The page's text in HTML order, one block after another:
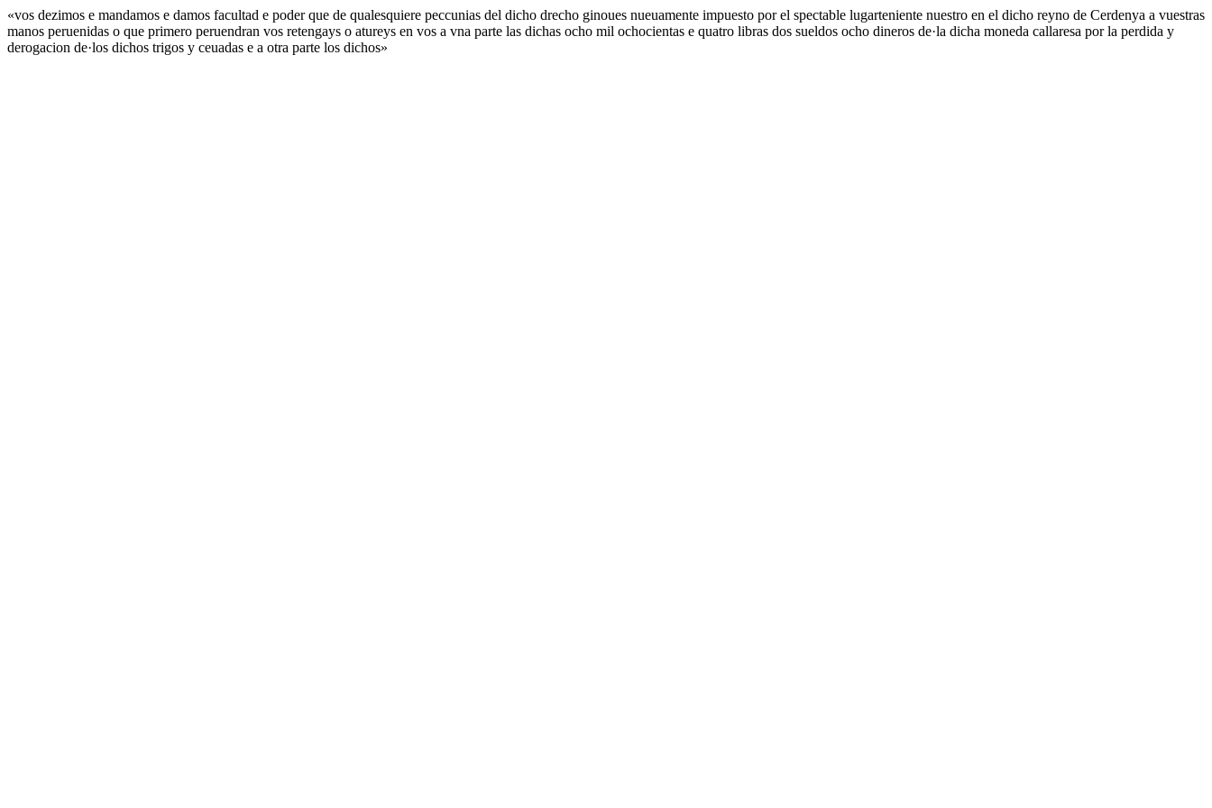
«vos dezimos e mandamos e damos facultad e poder que de qualesquiere peccunias del dicho drecho ginoues nueuamente impuesto por el spectable lugarteniente nuestro en el dicho reyno de Cerdenya a vuestras
manos peruenidas o que primero peruendran vos retengays o atureys en vos a vna parte las dichas ocho mil ochocientas e quatro libras dos sueldos ocho dineros de·la dicha moneda callaresa por la perdida y
derogacion de·los dichos trigos y ceuadas e a otra parte los dichos»